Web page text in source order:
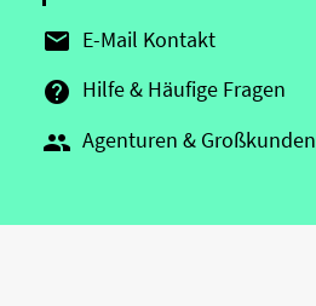
 E-Mail Kontakt
 Hilfe & Häufige Fragen
 Agenturen & Großkunden